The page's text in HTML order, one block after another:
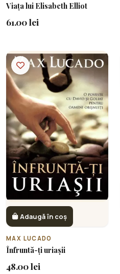
Viața lui Elisabeth Elliot
61.00 lei
Adaugă în coș
MAX LUCADO
Înfruntă-ți uriașii
48.00 lei